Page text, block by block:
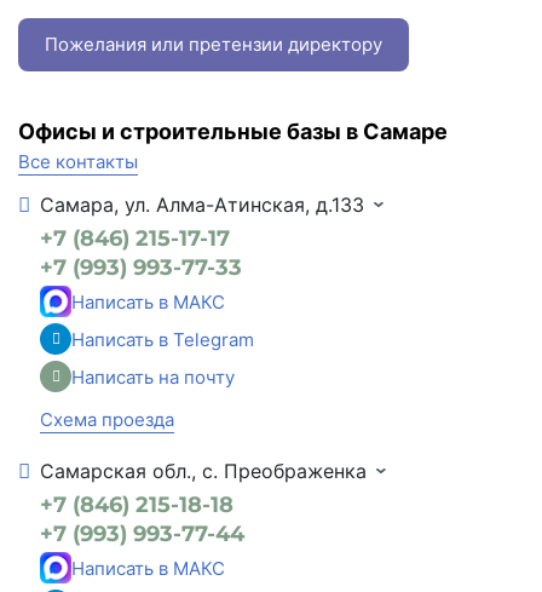
Пожелания или претензии директору
Офисы и строительные базы в Самаре
Все контакты
Самара, ул. Алма-Атинская, д.133
+7 (846) 215-17-17
+7 (993) 993-77-33
Написать в МАКС
Написать в Telegram
Написать на почту
Схема проезда
Самарская обл., с. Преображенка
+7 (846) 215-18-18
+7 (993) 993-77-44
Написать в МАКС